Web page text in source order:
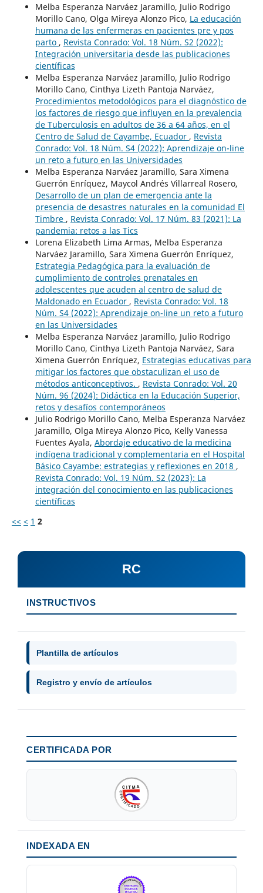
Melba Esperanza Narváez Jaramillo, Julio Rodrigo
Morillo Cano, Olga Mireya Alonzo Pico, La educación
humana de las enfermeras en pacientes pre y pos
parto , Revista Conrado: Vol. 18 Núm. S2 (2022):
Integración universitaria desde las publicaciones
científicas
Melba Esperanza Narváez Jaramillo, Julio Rodrigo
Morillo Cano, Cinthya Lizeth Pantoja Narváez,
Procedimientos metodológicos para el diagnóstico de
los factores de riesgo que influyen en la prevalencia
de Tuberculosis en adultos de 36 a 64 años, en el
Centro de Salud de Cayambe, Ecuador , Revista
Conrado: Vol. 18 Núm. S4 (2022): Aprendizaje on-line
un reto a futuro en las Universidades
Melba Esperanza Narváez Jaramillo, Sara Ximena
Guerrón Enríquez, Maycol Andrés Villarreal Rosero,
Desarrollo de un plan de emergencia ante la
presencia de desastres naturales en la comunidad El
Timbre , Revista Conrado: Vol. 17 Núm. 83 (2021): La
pandemia: retos a las Tics
Lorena Elizabeth Lima Armas, Melba Esperanza
Narváez Jaramillo, Sara Ximena Guerrón Enríquez,
Estrategia Pedagógica para la evaluación de
cumplimiento de controles prenatales en
adolescentes que acuden al centro de salud de
Maldonado en Ecuador , Revista Conrado: Vol. 18
Núm. S4 (2022): Aprendizaje on-line un reto a futuro
en las Universidades
Melba Esperanza Narváez Jaramillo, Julio Rodrigo
Morillo Cano, Cinthya Lizeth Pantoja Narváez, Sara
Ximena Guerrón Enríquez, Estrategias educativas para
mitigar los factores que obstaculizan el uso de
métodos anticonceptivos. , Revista Conrado: Vol. 20
Núm. 96 (2024): Didáctica en la Educación Superior,
retos y desafíos contemporáneos
Julio Rodrigo Morillo Cano, Melba Esperanza Narváez
Jaramillo, Olga Mireya Alonzo Pico, Kelly Vanessa
Fuentes Ayala, Abordaje educativo de la medicina
indígena tradicional y complementaria en el Hospital
Básico Cayambe: estrategias y reflexiones en 2018 ,
Revista Conrado: Vol. 19 Núm. S2 (2023): La
integración del conocimiento en las publicaciones
científicas
<< < 1 2
RC
INSTRUCTIVOS
Plantilla de artículos
Registro y envío de artículos
CERTIFICADA POR
INDEXADA EN